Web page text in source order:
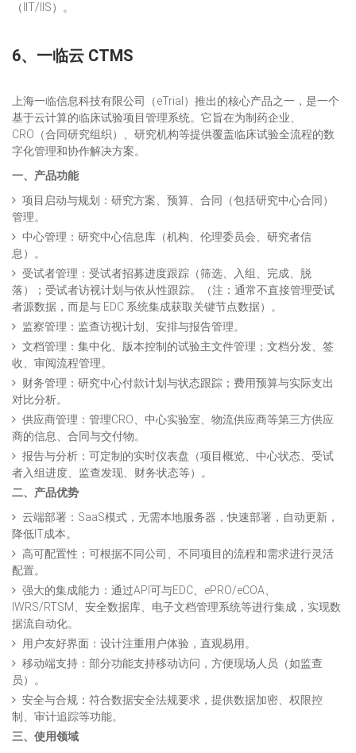
（IIT/IIS）。
6、 一临云 CTMS
上海一临信息科技有限公司（eTrial）推出的核心产品之一，是一个
基于云计算的临床试验项目管理系统。它旨在为制药企业、
CRO（合同研究组织）、研究机构等提供覆盖临床试验全流程的数
字化管理和协作解决方案。
一、产品功能
项目启动与规划：研究方案、预算、合同（包括研究中心合同）
管理。
中心管理：研究中心信息库（机构、伦理委员会、研究者信
息）。
受试者管理：受试者招募进度跟踪（筛选、入组、完成、脱
落）；受试者访视计划与依从性跟踪。（注：通常不直接管理受试
者源数据，而是与 EDC 系统集成获取关键节点数据）。
监察管理：监查访视计划、安排与报告管理。
文档管理：集中化、版本控制的试验主文件管理；文档分发、签
收、审阅流程管理。
财务管理：研究中心付款计划与状态跟踪；费用预算与实际支出
对比分析。
供应商管理：管理CRO、中心实验室、物流供应商等第三方供应
商的信息、合同与交付物。
报告与分析：可定制的实时仪表盘（项目概览、中心状态、受试
者入组进度、监查发现、财务状态等）。
二、产品优势
云端部署：SaaS模式，无需本地服务器，快速部署，自动更新，
降低IT成本。
高可配置性：可根据不同公司、不同项目的流程和需求进行灵活
配置。
强大的集成能力：通过API可与EDC、ePRO/eCOA、
IWRS/RTSM、安全数据库、电子文档管理系统等进行集成，实现数
据流自动化。
用户友好界面：设计注重用户体验，直观易用。
移动端支持：部分功能支持移动访问，方便现场人员（如监查
员）。
安全与合规：符合数据安全法规要求，提供数据加密、权限控
制、审计追踪等功能。
三、使用领域